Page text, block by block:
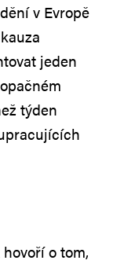
v Evropě
jeden
týden
o tom,